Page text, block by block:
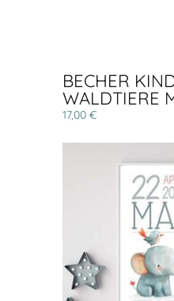
BECHER
WALDTIERE
17,00 €